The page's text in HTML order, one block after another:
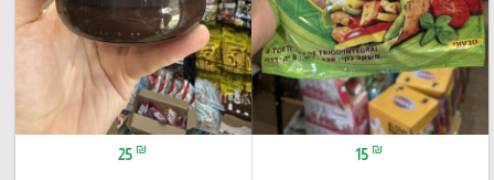
15 ₪
25 ₪